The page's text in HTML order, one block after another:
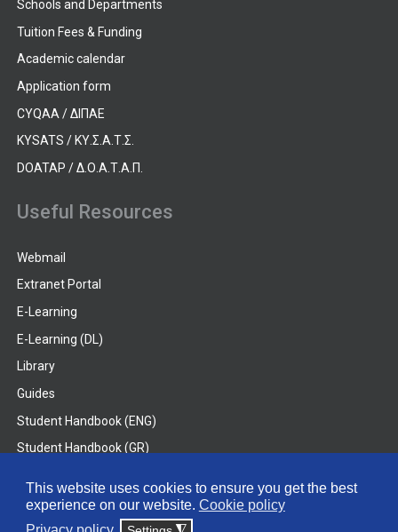
This website uses cookies to ensure you get the best
experience on our website. Cookie policy
Schools and Departments
Tuition Fees & Funding
Academic calendar
Application form
CYQAA / ΔΙΠΑΕ
KYSATS / ΚΥ.Σ.Α.Τ.Σ.
DOATAP / Δ.Ο.Α.Τ.Α.Π.
Useful Resources
Webmail
Extranet Portal
E-Learning
E-Learning (DL)
Library
Guides
Student Handbook (ENG)
Student Handbook (GR)
© 2026 Frederick University